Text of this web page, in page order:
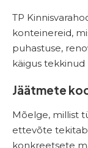
TP
konteinereid,
puhastuse,
käigus tekkinud
Jäätmete
Mõelge, millist
ettevõte
konkreetsete